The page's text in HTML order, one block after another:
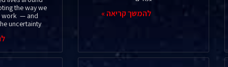
להמשך קריאה »
the way we
work — and
uncertainty